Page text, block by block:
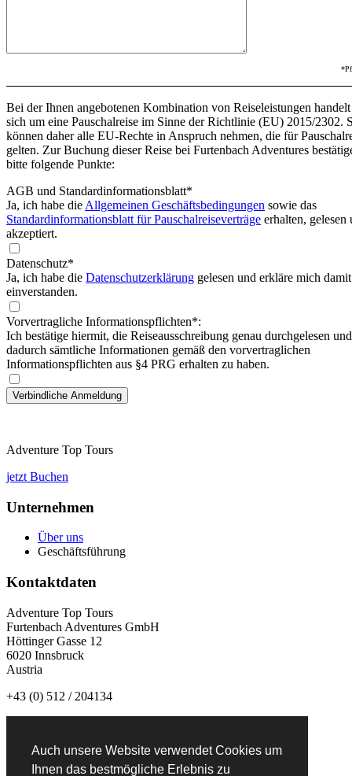
Auch unsere Website verwendet Cookies um
Ihnen das bestmögliche Erlebnis zu
Bei der Ihnen angebotenen Kombination von Reiseleistungen handelt
sich um eine Pauschalreise im Sinne der Richtlinie (EU) 2015/2302.
können daher alle EU-Rechte in Anspruch nehmen, die für
gelten. Zur Buchung dieser Reise bei Furtenbach Adventures
bitte folgende Punkte:
AGB und Standardinformationsblatt*
Ja, ich habe die Allgemeinen Geschäftsbedingungen sowie das
Standardinformationsblatt für Pauschalreiseverträge erhalten, gelesen
akzeptiert.
Datenschutz*
Ja, ich habe die Datenschutzerklärung gelesen und erkläre mich damit
einverstanden.
Vorvertragliche Informationspflichten*:
Ich bestätige hiermit, die Reiseausschreibung genau durchgelesen und
dadurch sämtliche Informationen gemäß den vorvertraglichen
Informationspflichten aus §4 PRG erhalten zu haben.
Adventure Top Tours
jetzt Buchen
Unternehmen
Über uns
Geschäftsführung
Kontaktdaten
Adventure Top Tours
Furtenbach Adventures GmbH
Höttinger Gasse 12
6020 Innsbruck
Austria
+43 (0) 512 / 204134
Newsletteranmeldung: